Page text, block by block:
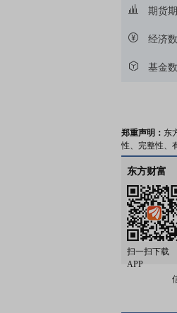
期货
经济
基金
郑重声明： 东
性、完整性、
东方财富
扫一扫下载
APP